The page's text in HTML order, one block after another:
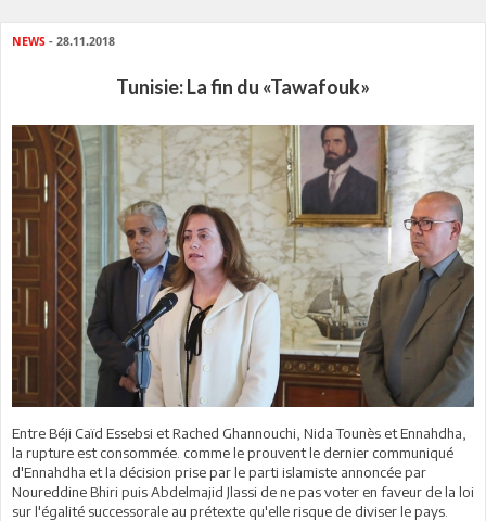
NEWS - 28.11.2018
Tunisie: La fin du «Tawafouk»
Entre Béji Caïd Essebsi et Rached Ghannouchi, Nida Tounès et Ennahdha,
la rupture est consommée. comme le prouvent le dernier communiqué
d'Ennahdha et la décision prise par le parti islamiste annoncée par
Noureddine Bhiri puis Abdelmajid Jlassi de ne pas voter en faveur de la loi
sur l'égalité successorale au prétexte qu'elle risque de diviser le pays.